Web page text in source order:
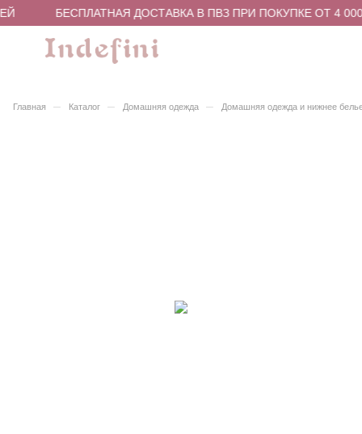
БЕСПЛАТНАЯ ДОСТАВКА В ПВЗ ПРИ ПОКУПКЕ ОТ 4
Главная – Каталог – Домашняя одежда – Домашняя одежда и нижнее